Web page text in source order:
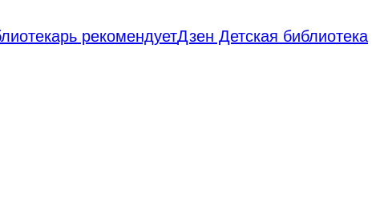
рекомендуетДзен Детская библиотека